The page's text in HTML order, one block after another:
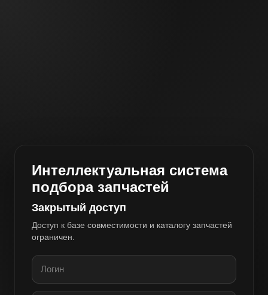
Интеллектуальная система
подбора запчастей
Закрытый доступ
Доступ к базе совместимости и каталогу запчастей
ограничен.